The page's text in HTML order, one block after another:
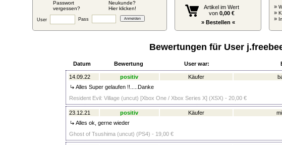
Passwort
vergessen?
Neukunde?
Hier klicken!
User Pass
Artikel im Wert
von 0,00 €
» Bestellen «
»
»
»
Bewertungen für User
Datum Bewertung User war:
14.09.22 positiv Käufer
Alles Super gelaufen !!.....Danke
Resident Evil: Village (uncut) [Xbox One / Xbox Series X] (XSX) - 20,00 €
23.12.21 positiv Käufer
Alles ok, gerne wieder
Ghost of Tsushima (uncut) (PS4) - 19,00 €